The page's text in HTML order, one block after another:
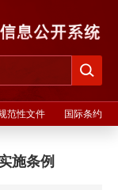
范性文件 国际条约
施条例